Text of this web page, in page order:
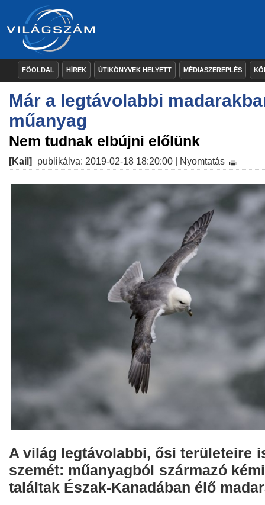
FŐOLDAL HÍREK ÚTIKÖNYVEK HELYETT MÉDIASZEREPLÉS
Már a legtávolabbi
műanyag
Nem tudnak elbújni előlünk
[Kail] publikálva: 2019-02-18 18:20:00 | Nyomtatás
A világ legtávolabbi, ősi területeire
szemét: műanyagból származó
találtak Észak-Kanadában élő